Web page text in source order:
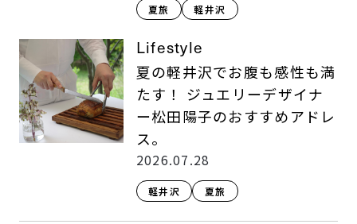
夏旅 軽井沢
Lifestyle
夏の軽井沢でお腹も感性も満
たす！ ジュエリーデザイナ
ー松田陽子のおすすめアドレ
ス。
2026.07.28
軽井沢 夏旅